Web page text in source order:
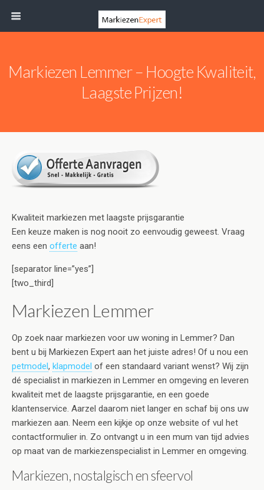
Markiezen Lemmer – Hoogte Kwaliteit,
Laagste Prijzen!
Kwaliteit markiezen met laagste prijsgarantie
Een keuze maken is nog nooit zo eenvoudig geweest. Vraag
eens een offerte aan!
[separator line=”yes”]
[two_third]
Markiezen Lemmer
Op zoek naar markiezen voor uw woning in Lemmer? Dan
bent u bij Markiezen Expert aan het juiste adres! Of u nou een
petmodel, klapmodel of een standaard variant wenst? Wij zijn
dé specialist in markiezen in Lemmer en omgeving en leveren
kwaliteit met de laagste prijsgarantie, en een goede
klantenservice. Aarzel daarom niet langer en schaf bij ons uw
markiezen aan. Neem een kijkje op onze website of vul het
contactformulier in. Zo ontvangt u in een mum van tijd advies
op maat van de markiezenspecialist in Lemmer en omgeving.
Markiezen, nostalgisch en sfeervol